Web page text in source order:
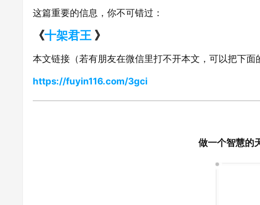
这篇重要的信息，你不可错过：
《十架君王 》
本文链接（若有朋友在微信里打不开本文，可以把下面
https://fuyin116.com/3gci
做一个智慧的